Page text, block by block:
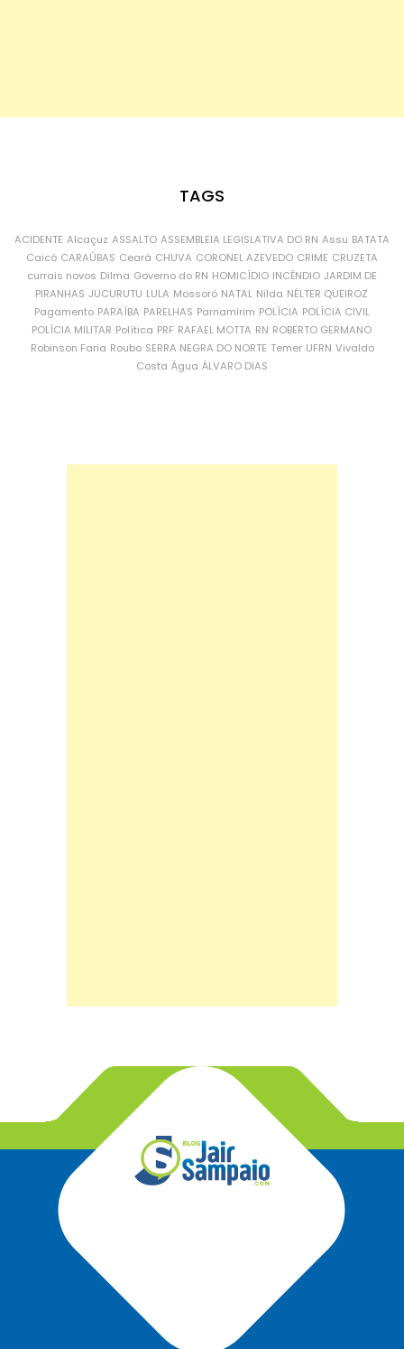
TAGS
ACIDENTE Alcaçuz ASSALTO ASSEMBLEIA LEGISLATIVA DO RN Assu BATATA
Caicó CARAÚBAS Ceará CHUVA CORONEL AZEVEDO CRIME CRUZETA
currais novos Dilma Governo do RN HOMICÍDIO INCÊNDIO JARDIM DE
PIRANHAS JUCURUTU LULA Mossoró NATAL Nilda NÉLTER QUEIROZ
Pagamento PARAÍBA PARELHAS Parnamirim POLÍCIA POLÍCIA CIVIL
POLÍCIA MILITAR Política PRF RAFAEL MOTTA RN ROBERTO GERMANO
Robinson Faria Roubo SERRA NEGRA DO NORTE Temer UFRN Vivaldo
Costa Água ÁLVARO DIAS